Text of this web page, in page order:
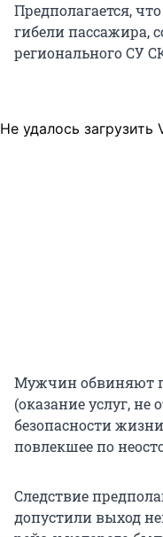
Предполагается,
гибели пассажира,
регионального СУ
Не удалось загрузить
Мужчин обвиняют
(оказание услуг,
безопасности
повлекшее по
Следствие
допустили выход